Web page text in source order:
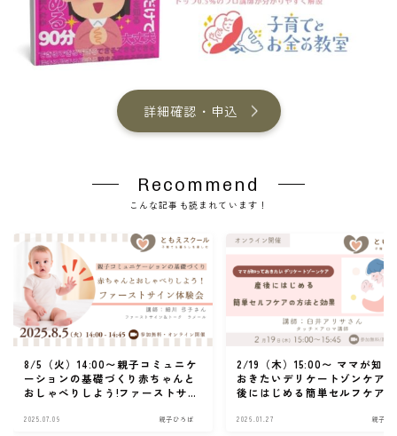
詳細確認・申込
Recommend
こんな記事も読まれています！
8/5（火）14:00〜親子コミュニケ
ーションの基礎づくり赤ちゃんと
おしゃべりしよう!ファーストサイ
2025.07.09 親子ひろば
2/19（木）15:00〜 ママが知っ
おきたいデリケートゾンケア
後にはじめる簡単セルフケア
2026.01.27 親子ひ